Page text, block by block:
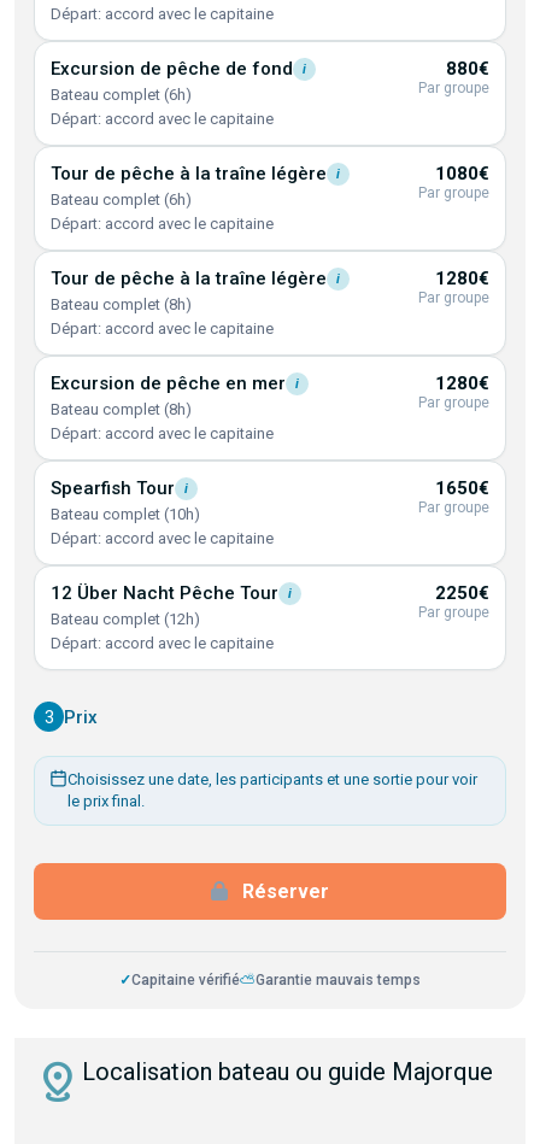
Départ: accord avec le capitaine
Excursion de pêche de fond i
Bateau complet (6h)
Départ: accord avec le capitaine
880€
Par groupe
Tour de pêche à la traîne légère i
Bateau complet (6h)
Départ: accord avec le capitaine
1080€
Par groupe
Tour de pêche à la traîne légère i
Bateau complet (8h)
Départ: accord avec le capitaine
1280€
Par groupe
Excursion de pêche en mer i
Bateau complet (8h)
Départ: accord avec le capitaine
1280€
Par groupe
Spearfish Tour i
Bateau complet (10h)
Départ: accord avec le capitaine
1650€
Par groupe
12 Über Nacht Pêche Tour i
Bateau complet (12h)
Départ: accord avec le capitaine
2250€
Par groupe
3 Prix
Choisissez une date, les participants et une sortie pour voir
le prix final.
Réserver
✓Capitaine vérifié⛅Garantie mauvais temps
distance Localisation bateau ou guide Majorque